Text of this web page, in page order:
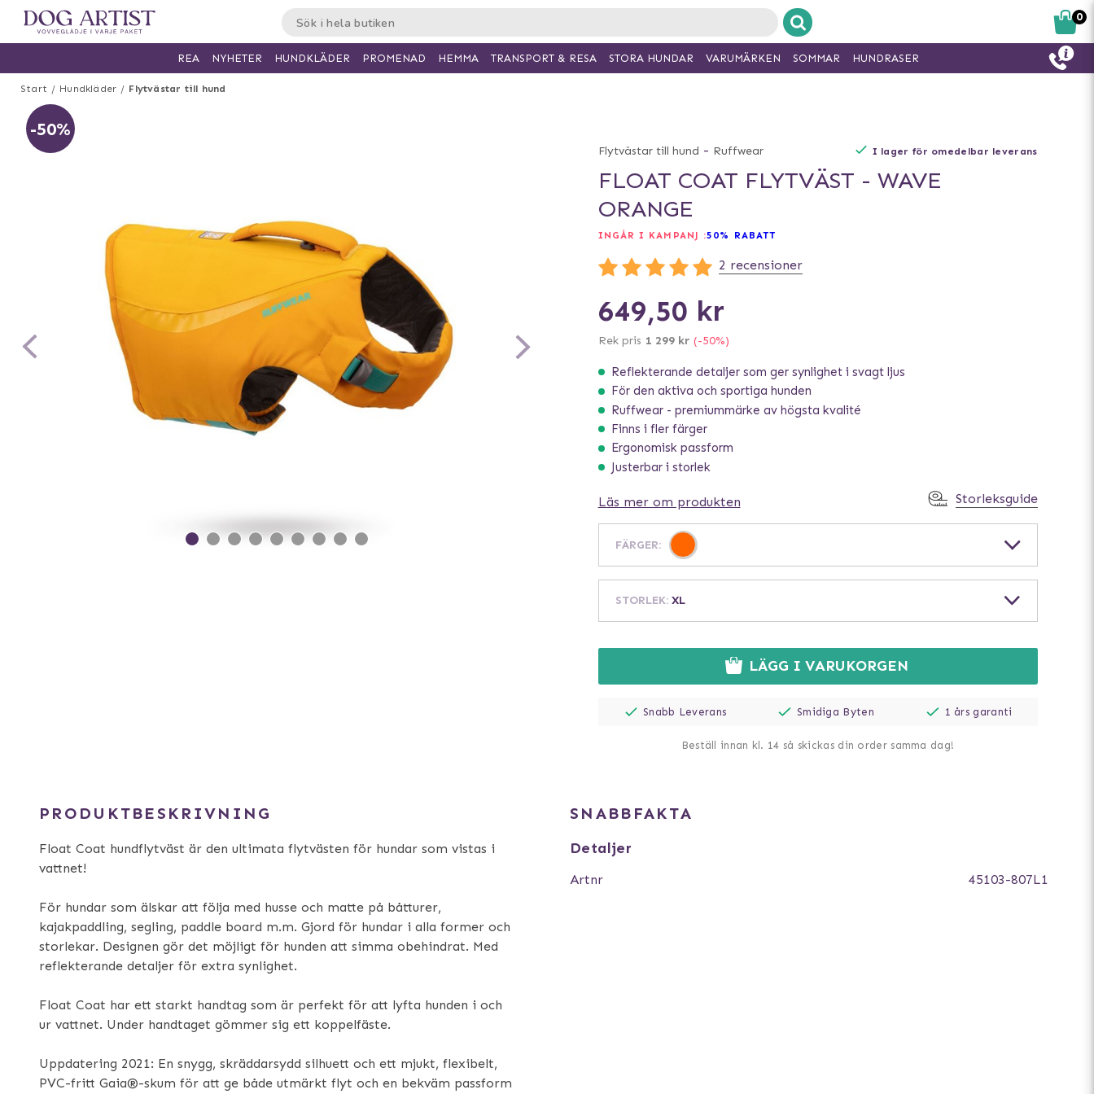
Start Hundkläder Flytvästar till hund
-50%
Flytvästar till hund - Ruffwear I lager för omedelbar leverans
FLOAT COAT FLYTVÄST - WAVE
ORANGE
INGÅR I KAMPANJ :50% RABATT
2 recensioner
649,50 kr
Rek pris 1 299 kr (-50%)
Reflekterande detaljer som ger synlighet i svagt ljus
För den aktiva och sportiga hunden
Ruffwear - premiummärke av högsta kvalité
Finns i fler färger
Ergonomisk passform
Justerbar i storlek
Läs mer om produkten Storleksguide
FÄRGER:
STORLEK: XL
LÄGG I VARUKORGEN
Snabb Leverans Smidiga Byten 1 års garanti
Beställ innan kl. 14 så skickas din order samma dag!
PRODUKTBESKRIVNING
Float Coat hundflytväst är den ultimata flytvästen för hundar som vistas i
vattnet!
För hundar som älskar att följa med husse och matte på båtturer,
kajakpaddling, segling, paddle board m.m. Gjord för hundar i alla former och
storlekar. Designen gör det möjligt för hunden att simma obehindrat. Med
reflekterande detaljer för extra synlighet.
Float Coat har ett starkt handtag som är perfekt för att lyfta hunden i och
ur vattnet. Under handtaget gömmer sig ett koppelfäste.
Uppdatering 2021: En snygg, skräddarsydd silhuett och ett mjukt, flexibelt,
PVC-fritt Gaia®-skum för att ge både utmärkt flyt och en bekväm passform
SNABBFAKTA
Detaljer
Artnr 45103-807L1
0
REA NYHETER HUNDKLÄDER PROMENAD HEMMA TRANSPORT & RESA STORA HUNDAR VARUMÄRKEN SOMMAR HUNDRASER